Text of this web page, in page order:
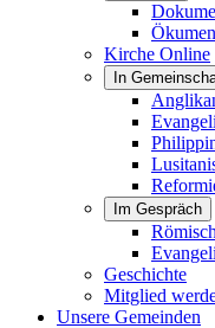
Kirche Online
In
Im Gespräch
Geschichte
Mitglied
Unsere Gemeinden